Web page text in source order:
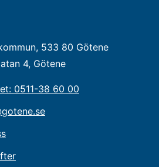
533 80 Götene
4, Götene
0511-38 60 00